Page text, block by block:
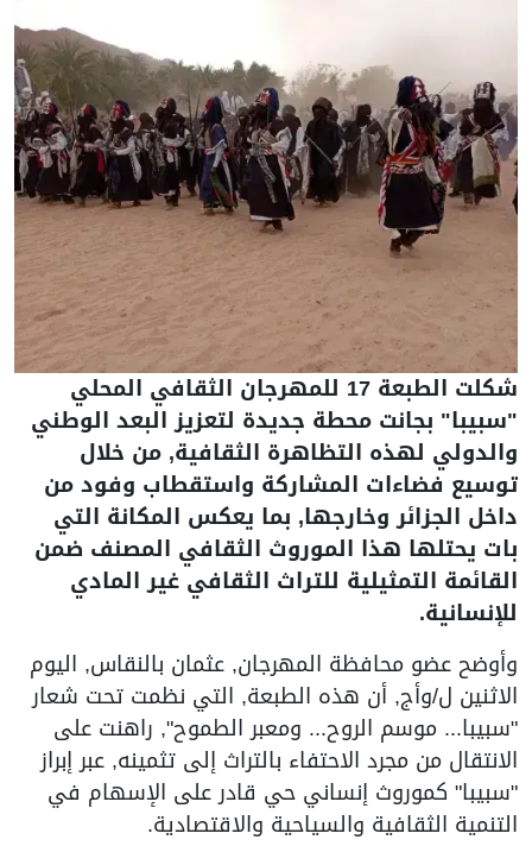
شكلت الطبعة 17 للمهرجان الثقافي المحلي
"سبيبا" بجانت محطة جديدة لتعزيز البعد الوطني
والدولي لهذه التظاهرة الثقافية, من خلال
توسيع فضاءات المشاركة واستقطاب وفود من
داخل الجزائر وخارجها, بما يعكس المكانة التي
بات يحتلها هذا الموروث الثقافي المصنف ضمن
القائمة التمثيلية للتراث الثقافي غير المادي
للإنسانية.
وأوضح عضو محافظة المهرجان, عثمان بالنقاس, اليوم
الاثنين ل/وأج, أن هذه الطبعة, التي نظمت تحت شعار
"سبيبا... موسم الروح... ومعبر الطموح", راهنت على
الانتقال من مجرد الاحتفاء بالتراث إلى تثمينه, عبر إبراز
"سبيبا" كموروث إنساني حي قادر على الإسهام في
التنمية الثقافية والسياحية والاقتصادية.